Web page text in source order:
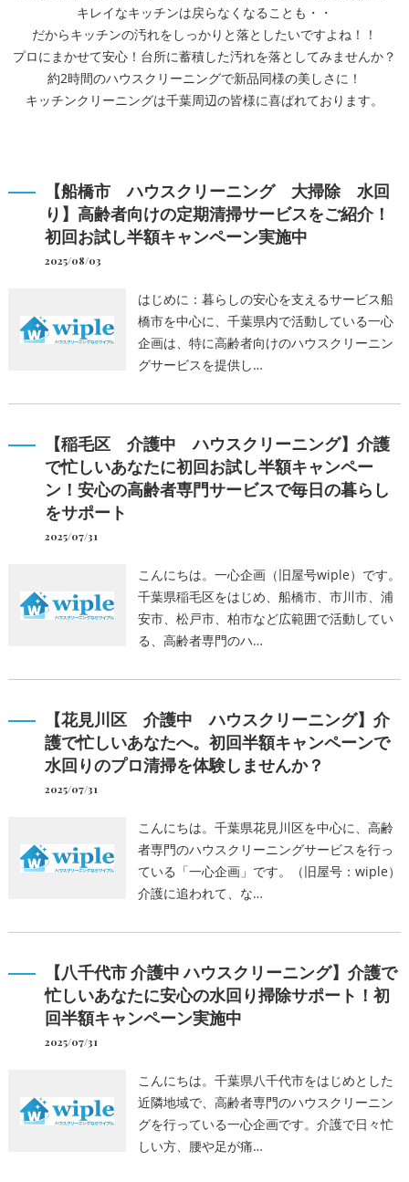
キレイなキッチンは戻らなくなることも・・
だからキッチンの汚れをしっかりと落としたいですよね！！
プロにまかせて安心！台所に蓄積した汚れを落としてみませんか？
約2時間のハウスクリーニングで新品同様の美しさに！
キッチンクリーニングは千葉周辺の皆様に喜ばれております。
【船橋市 ハウスクリーニング 大掃除 水回
り】高齢者向けの定期清掃サービスをご紹介！
初回お試し半額キャンペーン実施中
2025/08/03
はじめに：暮らしの安心を支えるサービス船
橋市を中心に、千葉県内で活動している一心
企画は、特に高齢者向けのハウスクリーニン
グサービスを提供し…
【稲毛区 介護中 ハウスクリーニング】介護
で忙しいあなたに初回お試し半額キャンペー
ン！安心の高齢者専門サービスで毎日の暮らし
をサポート
2025/07/31
こんにちは。一心企画（旧屋号wiple）です。
千葉県稲毛区をはじめ、船橋市、市川市、浦
安市、松戸市、柏市など広範囲で活動してい
る、高齢者専門のハ…
【花見川区 介護中 ハウスクリーニング】介
護で忙しいあなたへ。初回半額キャンペーンで
水回りのプロ清掃を体験しませんか？
2025/07/31
こんにちは。千葉県花見川区を中心に、高齢
者専門のハウスクリーニングサービスを行っ
ている「一心企画」です。（旧屋号：wiple）
介護に追われて、な…
【八千代市 介護中 ハウスクリーニング】介護で
忙しいあなたに安心の水回り掃除サポート！初
回半額キャンペーン実施中
2025/07/31
こんにちは。千葉県八千代市をはじめとした
近隣地域で、高齢者専門のハウスクリーニン
グを行っている一心企画です。介護で日々忙
しい方、腰や足が痛…